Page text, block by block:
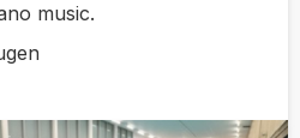
music.